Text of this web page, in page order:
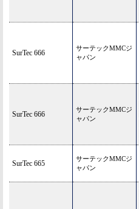
SurTec 666
サーテックMMCジ
ャパン
SurTec 666
サーテックMMCジ
ャパン
SurTec 665
サーテックMMCジ
ャパン